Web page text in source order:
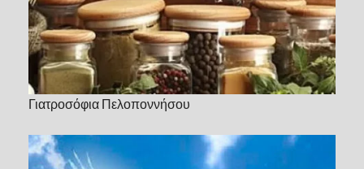
Γιατροσόφια Πελοποννήσου